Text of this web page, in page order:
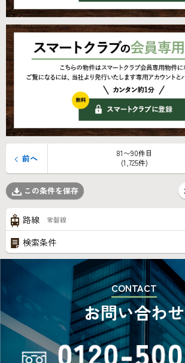
81〜90件目
(1,725件)
前へ
この条件を保存
路線 常磐線
検索条件
CONTACT
お問い合わせ